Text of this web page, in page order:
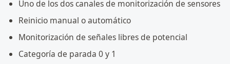
Uno de los dos canales de monitorización de sensores
Reinicio manual o automático
Monitorización de señales libres de potencial
Categoría de parada 0 y 1